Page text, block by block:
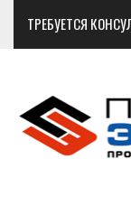
ТРЕБУЕТСЯ